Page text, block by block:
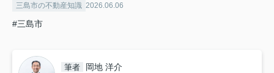
三島市の不動産知識 2026.06.06
#三島市
筆者 岡地 洋介